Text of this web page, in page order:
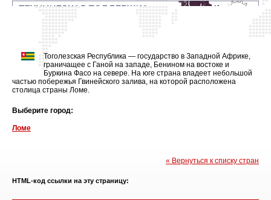
Тоголезская Республика — государство в Западной Африке,
граничащее с Ганой на западе, Бенином на востоке и
Буркина Фасо на севере. На юге страна владеет небольшой
частью побережья Гвинейского залива, на которой расположена
столица страны Ломе.
Выберите город:
Ломе
« Вернуться к списку стран
HTML-код ссылки на эту страницу: